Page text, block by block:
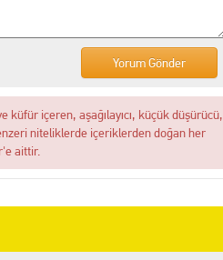
küfür içeren, aşağılayıcı, küçük düşürücü,
niteliklerde içeriklerden doğan her
aittir.